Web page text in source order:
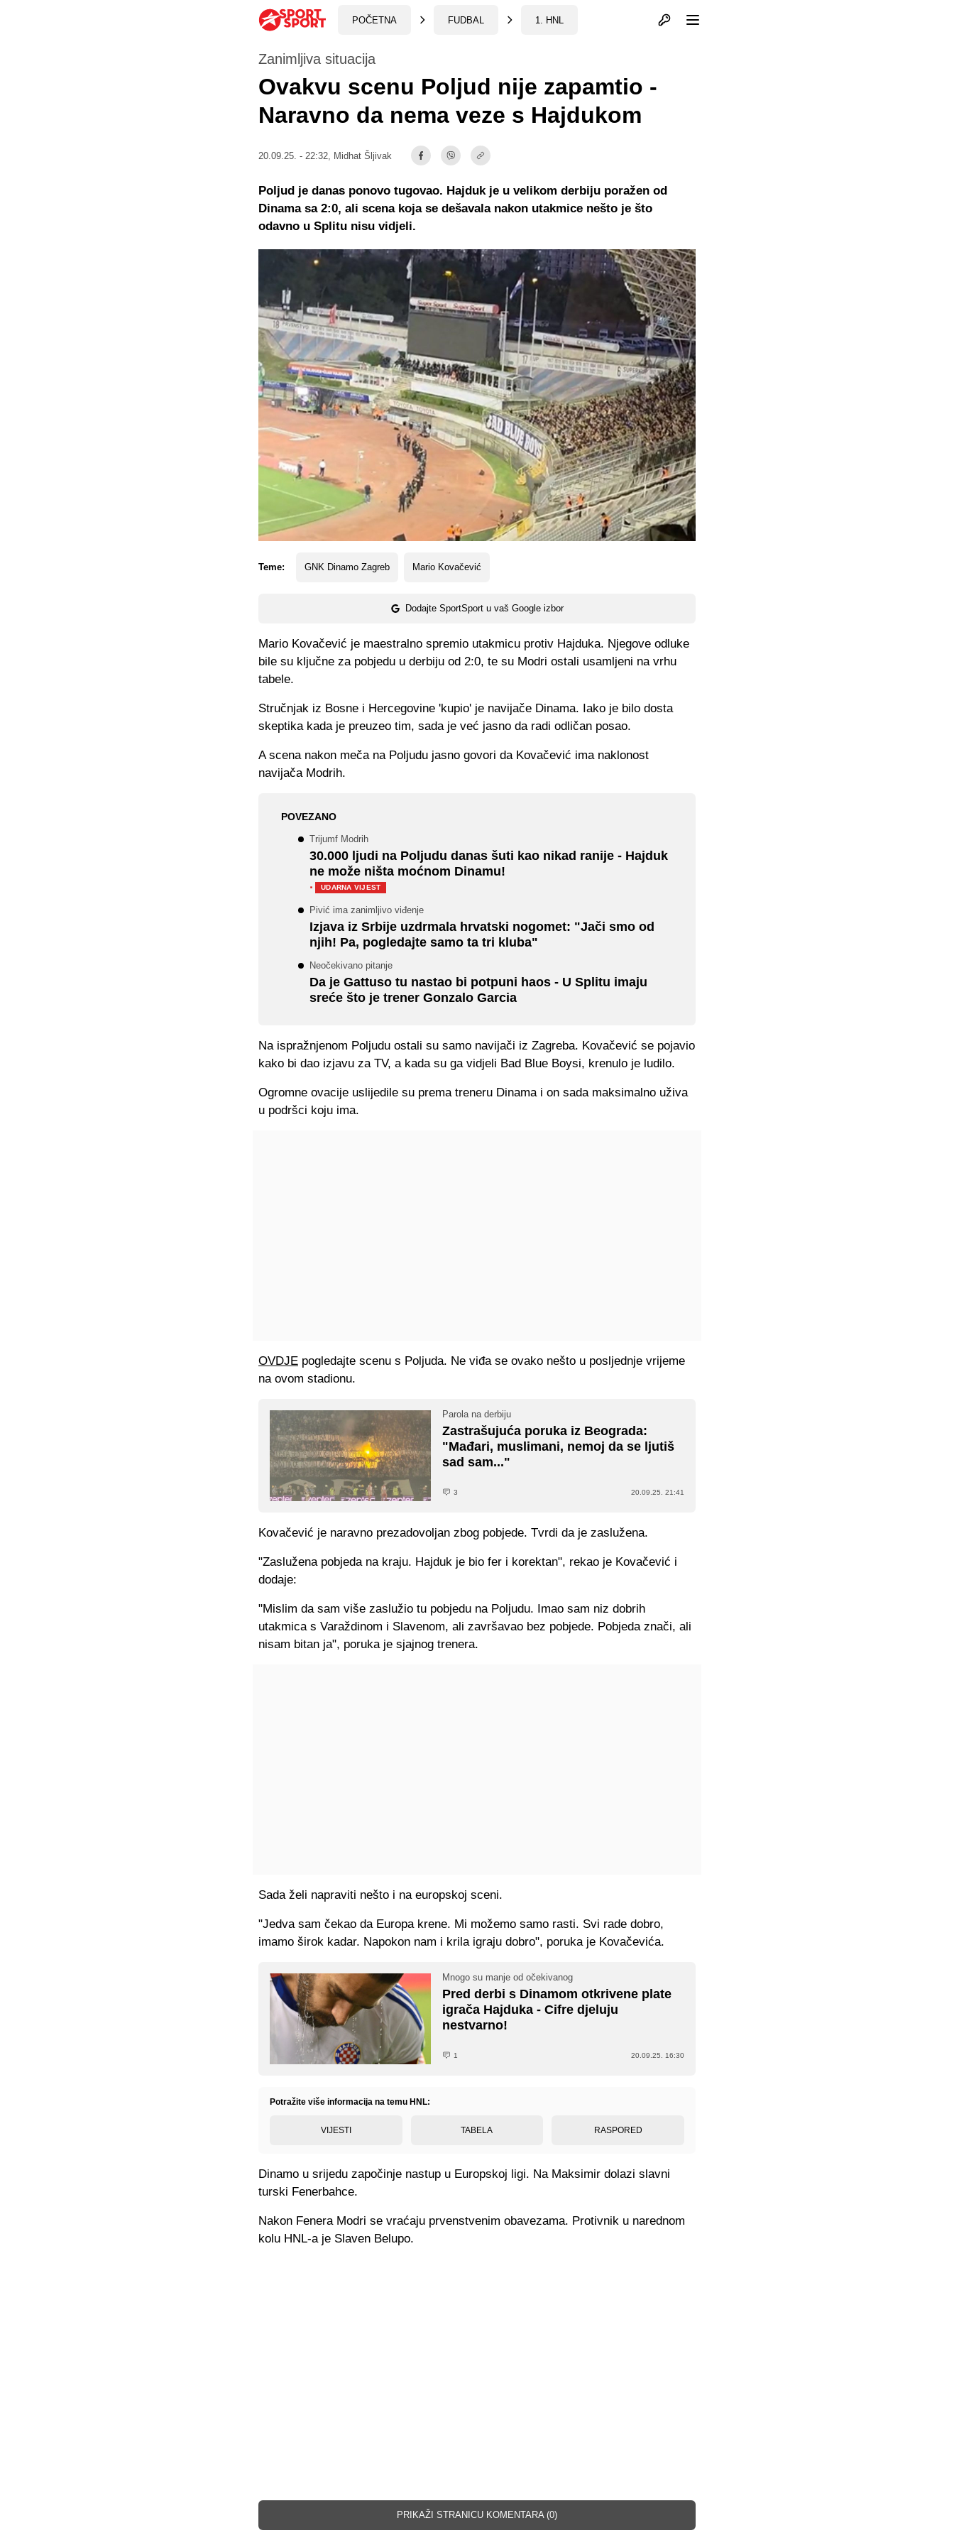
POČETNA FUDBAL 1. HNL Otvori profil
Zanimljiva situacija
Ovakvu scenu Poljud nije zapamtio -
Naravno da nema veze s Hajdukom
20.09.25. - 22:32, Midhat Šljivak
Teme: GNK Dinamo Zagreb Mario Kovačević
Dodajte SportSport u vaš Google izbor
Poljud je danas ponovo tugovao. Hajduk je u velikom derbiju poražen od
Dinama sa 2:0, ali scena koja se dešavala nakon utakmice nešto je što
odavno u Splitu nisu vidjeli.
Mario Kovačević je maestralno spremio utakmicu protiv Hajduka. Njegove odluke
bile su ključne za pobjedu u derbiju od 2:0, te su Modri ostali usamljeni na vrhu
tabele.
Stručnjak iz Bosne i Hercegovine 'kupio' je navijače Dinama. Iako je bilo dosta
skeptika kada je preuzeo tim, sada je već jasno da radi odličan posao.
A scena nakon meča na Poljudu jasno govori da Kovačević ima naklonost
navijača Modrih.
POVEZANO
Trijumf Modrih
30.000 ljudi na Poljudu danas šuti kao nikad ranije - Hajduk
ne može ništa moćnom Dinamu!
·
UDARNA VIJEST
Pivić ima zanimljivo viđenje
Izjava iz Srbije uzdrmala hrvatski nogomet: "Jači smo od
njih! Pa, pogledajte samo ta tri kluba"
Neočekivano pitanje
Da je Gattuso tu nastao bi potpuni haos - U Splitu imaju
sreće što je trener Gonzalo Garcia
Na ispražnjenom Poljudu ostali su samo navijači iz Zagreba. Kovačević se pojavio
kako bi dao izjavu za TV, a kada su ga vidjeli Bad Blue Boysi, krenulo je ludilo.
Ogromne ovacije uslijedile su prema treneru Dinama i on sada maksimalno uživa
u podršci koju ima.
OVDJE pogledajte scenu s Poljuda. Ne viđa se ovako nešto u posljednje vrijeme
na ovom stadionu.
Parola na derbiju
Zastrašujuća poruka iz Beograda:
"Mađari, muslimani, nemoj da se ljutiš
sad sam..."
3 20.09.25. 21:41
Kovačević je naravno prezadovoljan zbog pobjede. Tvrdi da je zaslužena.
"Zaslužena pobjeda na kraju. Hajduk je bio fer i korektan", rekao je Kovačević i
dodaje:
"Mislim da sam više zaslužio tu pobjedu na Poljudu. Imao sam niz dobrih
utakmica s Varaždinom i Slavenom, ali završavao bez pobjede. Pobjeda znači, ali
nisam bitan ja", poruka je sjajnog trenera.
Sada želi napraviti nešto i na europskoj sceni.
"Jedva sam čekao da Europa krene. Mi možemo samo rasti. Svi rade dobro,
imamo širok kadar. Napokon nam i krila igraju dobro", poruka je Kovačevića.
Mnogo su manje od očekivanog
Pred derbi s Dinamom otkrivene plate
igrača Hajduka - Cifre djeluju
nestvarno!
1 20.09.25. 16:30
Potražite više informacija na temu HNL:
VIJESTI TABELA RASPORED
Dinamo u srijedu započinje nastup u Europskoj ligi. Na Maksimir dolazi slavni
turski Fenerbahce.
Nakon Fenera Modri se vraćaju prvenstvenim obavezama. Protivnik u narednom
kolu HNL-a je Slaven Belupo.
PRIKAŽI STRANICU KOMENTARA (0)